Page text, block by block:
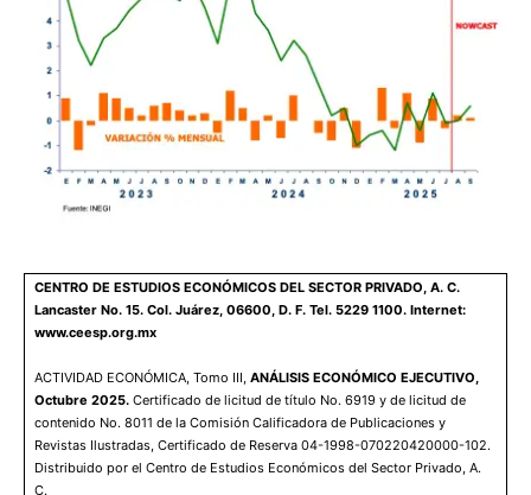
CENTRO DE ESTUDIOS ECONÓMICOS DEL SECTOR PRIVADO, A. C.
Lancaster No. 15. Col. Juárez, 06600, D. F. Tel. 5229 1100. Internet:
www.ceesp.org.mx
ACTIVIDAD ECONÓMICA, Tomo III, ANÁLISIS ECONÓMICO EJECUTIVO,
Octubre 2025. Certificado de licitud de título No. 6919 y de licitud de
contenido No. 8011 de la Comisión Calificadora de Publicaciones y
Revistas Ilustradas, Certificado de Reserva 04-1998-070220420000-102.
Distribuido por el Centro de Estudios Económicos del Sector Privado, A.
C.